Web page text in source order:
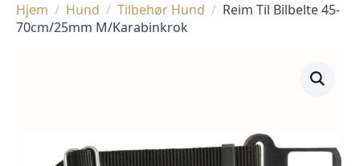
Hjem Hund Tilbehør Hund
Reim Til Bilbelte 45-
70cm/25mm M/Karabinkrok